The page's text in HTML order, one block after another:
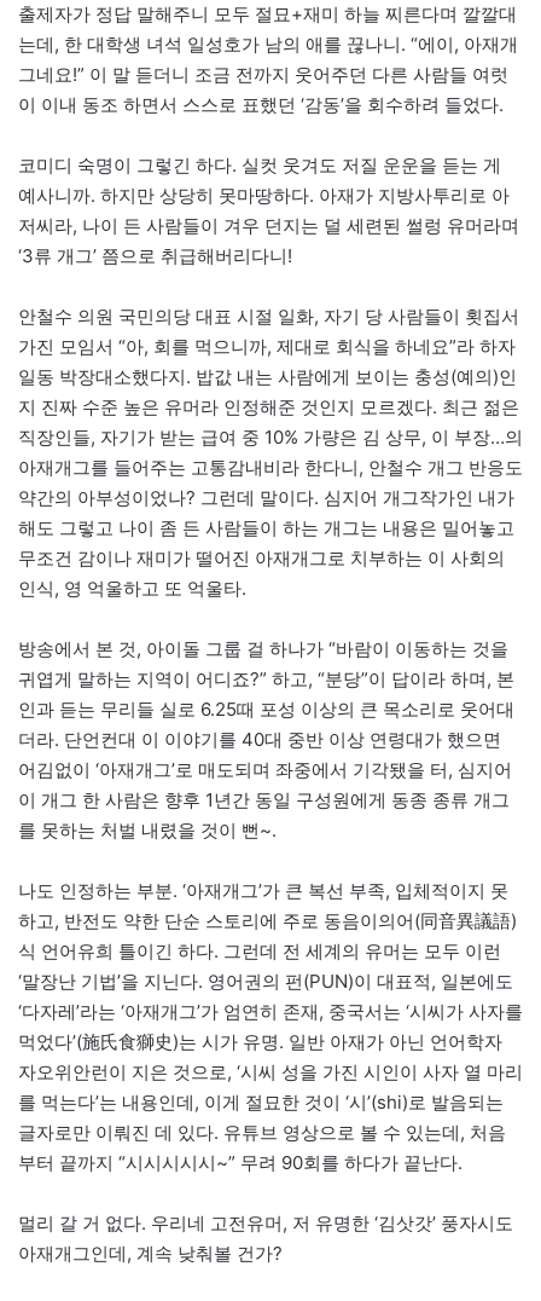
출제자가 정답 말해주니 모두 절묘+재미 하늘 찌른다며 깔깔대
는데, 한 대학생 녀석 일성호가 남의 애를 끊나니. “에이, 아재개
그네요!” 이 말 듣더니 조금 전까지 웃어주던 다른 사람들 여럿
이 이내 동조 하면서 스스로 표했던 ‘감동’을 회수하려 들었다.
코미디 숙명이 그렇긴 하다. 실컷 웃겨도 저질 운운을 듣는 게
예사니까. 하지만 상당히 못마땅하다. 아재가 지방사투리로 아
저씨라, 나이 든 사람들이 겨우 던지는 덜 세련된 썰렁 유머라며
‘3류 개그’ 쯤으로 취급해버리다니!
안철수 의원 국민의당 대표 시절 일화, 자기 당 사람들이 횟집서
가진 모임서 “아, 회를 먹으니까, 제대로 회식을 하네요”라 하자
일동 박장대소했다지. 밥값 내는 사람에게 보이는 충성(예의)인
지 진짜 수준 높은 유머라 인정해준 것인지 모르겠다. 최근 젊은
직장인들, 자기가 받는 급여 중 10% 가량은 김 상무, 이 부장…의
아재개그를 들어주는 고통감내비라 한다니, 안철수 개그 반응도
약간의 아부성이었나? 그런데 말이다. 심지어 개그작가인 내가
해도 그렇고 나이 좀 든 사람들이 하는 개그는 내용은 밀어놓고
무조건 감이나 재미가 떨어진 아재개그로 치부하는 이 사회의
인식, 영 억울하고 또 억울타.
방송에서 본 것, 아이돌 그룹 걸 하나가 “바람이 이동하는 것을
귀엽게 말하는 지역이 어디죠?” 하고, “분당”이 답이라 하며, 본
인과 듣는 무리들 실로 6.25때 포성 이상의 큰 목소리로 웃어대
더라. 단언컨대 이 이야기를 40대 중반 이상 연령대가 했으면
어김없이 ‘아재개그’로 매도되며 좌중에서 기각됐을 터, 심지어
이 개그 한 사람은 향후 1년간 동일 구성원에게 동종 종류 개그
를 못하는 처벌 내렸을 것이 뻔~.
나도 인정하는 부분. ‘아재개그’가 큰 복선 부족, 입체적이지 못
하고, 반전도 약한 단순 스토리에 주로 동음이의어(同音異議語)
식 언어유희 틀이긴 하다. 그런데 전 세계의 유머는 모두 이런
‘말장난 기법’을 지닌다. 영어권의 펀(PUN)이 대표적, 일본에도
‘다자레’라는 ‘아재개그’가 엄연히 존재, 중국서는 ‘시씨가 사자를
먹었다’(施氏食獅史)는 시가 유명. 일반 아재가 아닌 언어학자
자오위안런이 지은 것으로, ‘시씨 성을 가진 시인이 사자 열 마리
를 먹는다’는 내용인데, 이게 절묘한 것이 ‘시’(shi)로 발음되는
글자로만 이뤄진 데 있다. 유튜브 영상으로 볼 수 있는데, 처음
부터 끝까지 “시시시시시~” 무려 90회를 하다가 끝난다.
멀리 갈 거 없다. 우리네 고전유머, 저 유명한 ‘김삿갓’ 풍자시도
아재개그인데, 계속 낮춰볼 건가?